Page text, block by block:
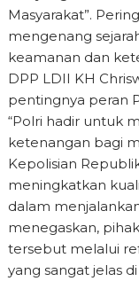
Masyarakat”.
mengenang
keamanan dan
DPP LDII KH
pentingnya peran
“Polri hadir untuk
ketenangan bagi
Kepolisian
meningkatkan
dalam
menegaskan,
tersebut melalui
yang sangat jelas